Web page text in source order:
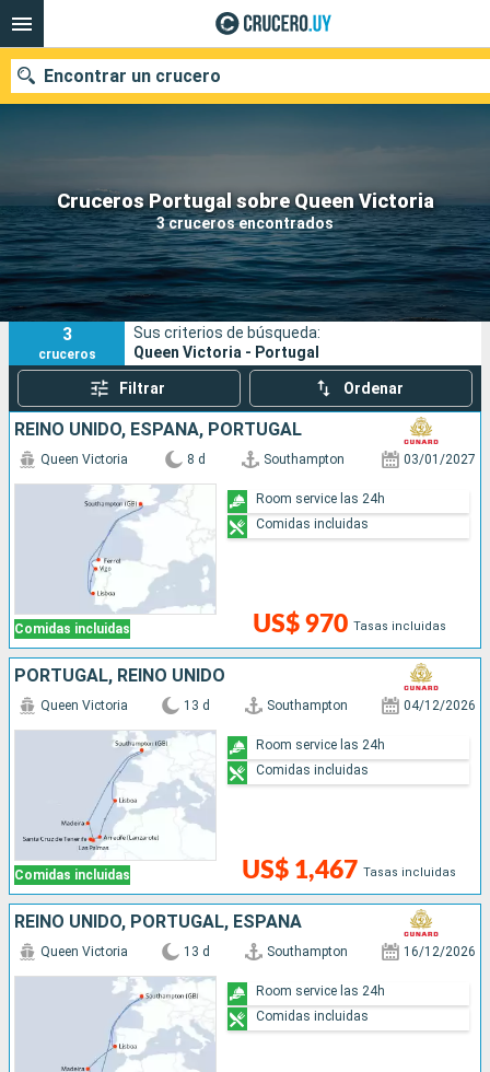
Cruceros Portugal sobre Queen Victoria
3 cruceros encontrados
Encontrar un crucero
Nuestros destinos
Fecha de salida
Puertos Compañías
Buscar
3
cruceros
Sus criterios de búsqueda:
Queen Victoria - Portugal
Filtrar Ordenar
REINO UNIDO, ESPAÑA, PORTUGAL
Comidas incluidas
Queen Victoria 8 d Southampton 03/01/2027
US$ 970 Tasas incluidas
Room service las 24h
Comidas incluidas
PORTUGAL, REINO UNIDO
Comidas incluidas
Queen Victoria 13 d Southampton 04/12/2026
US$ 1,467 Tasas incluidas
Room service las 24h
Comidas incluidas
REINO UNIDO, PORTUGAL, ESPAÑA
Queen Victoria 13 d Southampton 16/12/2026
Room service las 24h
Comidas incluidas